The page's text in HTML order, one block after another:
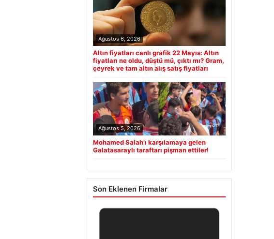
Ağustos 6, 2026
Altın fiyatları canlı grafik 22 Mayıs: Altın
fiyatları ne oldu, düştü mü, çıktı mı? Gram,
çeyrek ve tam altın alış satış fiyatları
Ağustos 5, 2026
Mohamed Salah’ı karşılamaya gelen
Galatasaraylı taraftarı pişman ettiler!
Son Eklenen Firmalar